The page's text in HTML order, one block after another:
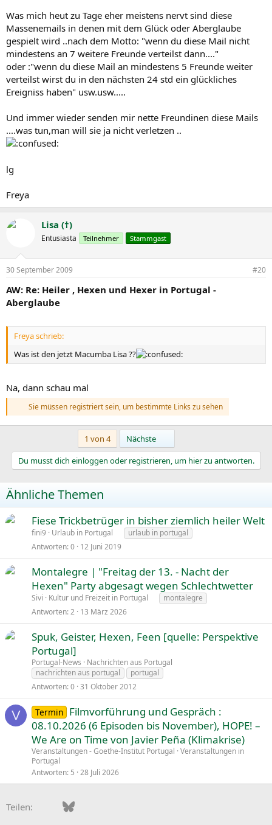
Was mich heut zu Tage eher meistens nervt sind diese
Massenemails in denen mit dem Glück oder Aberglaube
gespielt wird ..nach dem Motto: "wenn du diese Mail nicht
mindestens an 7 weitere Freunde verteilst dann...."
oder :"wenn du diese Mail an mindestens 5 Freunde weiter
verteilst wirst du in den nächsten 24 std ein glückliches
Ereigniss haben" usw.usw.....
Und immer wieder senden mir nette Freundinen diese Mails
....was tun,man will sie ja nicht verletzen ..
lg
Freya
Lisa (†)
Entusiasta Teilnehmer Stammgast
30 September 2009 #20
AW: Re: Heiler , Hexen und Hexer in Portugal -
Aberglaube
Freya schrieb:
Was ist den jetzt Macumba Lisa ??
Na, dann schau mal
Sie müssen registriert sein, um bestimmte Links zu sehen
1 von 4 Nächste
Du musst dich einloggen oder registrieren, um hier zu antworten.
Ähnliche Themen
Fiese Trickbetrüger in bisher ziemlich heiler Welt
fini9 Urlaub in Portugal
urlaub in portugal
Antworten 0 12 Juni 2019
Montalegre | "Freitag der 13. - Nacht der
Hexen" Party abgesagt wegen Schlechtwetter
Sivi Kultur und Freizeit in Portugal
montalegre
Antworten 2 13 März 2026
Spuk, Geister, Hexen, Feen [quelle: Perspektive
Portugal]
Portugal-News
Nachrichten aus Portugal
nachrichten aus portugal
portugal
Antworten 0 31 Oktober 2012
V
n
Termin Filmvorführung und Gespräch :
08.10.2026 (6 Episoden bis November), HOPE! –
We Are on Time von Javier Peña (Klimakrise)
Veranstaltungen - Goethe-Institut Portugal Veranstaltungen in
Portugal
Antworten 5 28 Juli 2026
Teilen: FacebookBluesky